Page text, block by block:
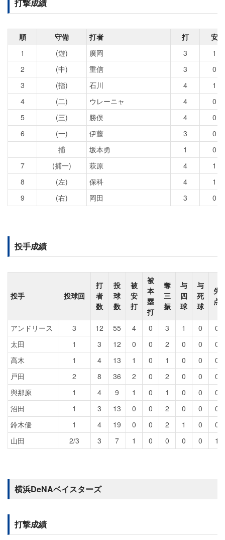
打撃成績
順 守備 打者 打
安
1
(遊) 廣岡 3
1
2
(中) 重信 3
0
3
(指) 石川 4
1
4
(二) ウレーニャ 4
0
5
(三) 勝俣 4
0
6
(一) 伊藤 3
0
捕
坂本勇 1
0
7
(捕一) 萩原 4
1
8
(左) 保科 4
1
9
(右) 岡田 3 0
投手成績
投手 投球回
打
者
数
投
球
数
被
安
打
被
本
塁
打
奪
三
振
与
四
球
与
死
球
失
点
アンドリース 3 12 55 4 0 3 1 0
0
太田
1 3 12 0 0 2 0 0
0
高木
1 4 13 1 0 1 0 0
0
戸田
2 8 36 2 0 2 0 0
0
與那原
1 4 9 1 0 1 0 0
0
沼田
1 3 13 0 0 2 0 0
0
鈴木優
1 4 19 0 0 2 1 0
0
山田
2/3 3 7 1 0 0 0 0 1
横浜DeNAベイスターズ
打撃成績